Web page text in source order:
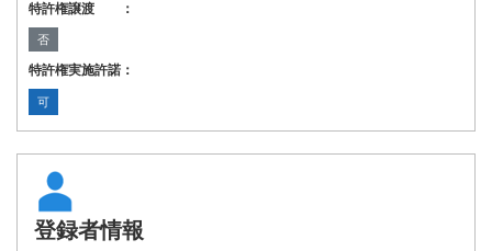
特許権譲渡 ：
否
特許権実施許諾：
可
登録者情報